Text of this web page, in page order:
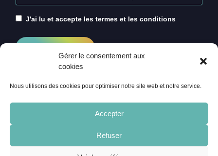
Gérer le consentement aux
cookies
Nous utilisons des cookies pour optimiser notre site web et notre service.
Accepter
Refuser
J'ai lu et accepte les termes et les conditions
CRÉDITS
MENTIONS LÉGALES